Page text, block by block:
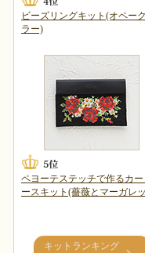
ビーズリングキット(オペー
ラー)
ペヨーテステッチで作るカー
ースキット(薔薇とマーガレ
キットランキング